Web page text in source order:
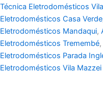
Técnica Eletrodomésticos
Eletrodomésticos Casa Verde
Eletrodomésticos Mandaqui,
Eletrodomésticos Tremembé,
Eletrodomésticos Parada
Eletrodomésticos Vila Mazzei